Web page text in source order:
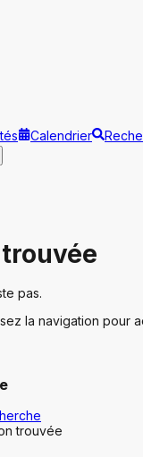
Calendrier
pas.
la navigation pour
trouvée